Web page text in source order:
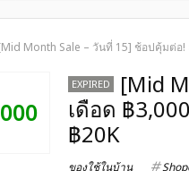
Month Sale – วันที่ 15] ช้อปคุ้มต่อ
EXPIRED
[Mid
เดือด ฿
฿20K
ของใช้ในบ้าน